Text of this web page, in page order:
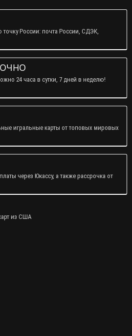
ПОДПИСАТЬСЯ
России: почта России, СДЭК,
24 часа в сутки, 7 дней в неделю!
игральные карты от топовых мировых
через Юкассу, а также рассрочка от
из США